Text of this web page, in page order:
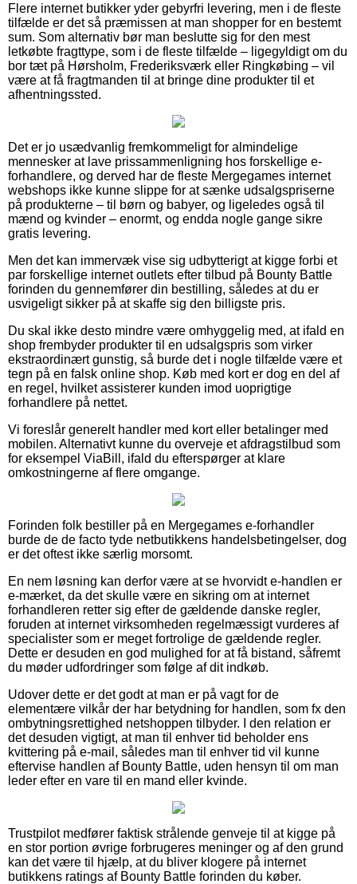
Flere internet butikker yder gebyrfri levering, men i de fleste
tilfælde er det så præmissen at man shopper for en bestemt
sum. Som alternativ bør man beslutte sig for den mest
letkøbte fragttype, som i de fleste tilfælde – ligegyldigt om du
bor tæt på Hørsholm, Frederiksværk eller Ringkøbing – vil
være at få fragtmanden til at bringe dine produkter til et
afhentningssted.
Det er jo usædvanlig fremkommeligt for almindelige
mennesker at lave prissammenligning hos forskellige e-
forhandlere, og derved har de fleste Mergegames internet
webshops ikke kunne slippe for at sænke udsalgspriserne
på produkterne – til børn og babyer, og ligeledes også til
mænd og kvinder – enormt, og endda nogle gange sikre
gratis levering.
Men det kan immervæk vise sig udbytterigt at kigge forbi et
par forskellige internet outlets efter tilbud på Bounty Battle
forinden du gennemfører din bestilling, således at du er
usvigeligt sikker på at skaffe sig den billigste pris.
Du skal ikke desto mindre være omhyggelig med, at ifald en
shop frembyder produkter til en udsalgspris som virker
ekstraordinært gunstig, så burde det i nogle tilfælde være et
tegn på en falsk online shop. Køb med kort er dog en del af
en regel, hvilket assisterer kunden imod uoprigtige
forhandlere på nettet.
Vi foreslår generelt handler med kort eller betalinger med
mobilen. Alternativt kunne du overveje et afdragstilbud som
for eksempel ViaBill, ifald du efterspørger at klare
omkostningerne af flere omgange.
Forinden folk bestiller på en Mergegames e-forhandler
burde de de facto tyde netbutikkens handelsbetingelser, dog
er det oftest ikke særlig morsomt.
En nem løsning kan derfor være at se hvorvidt e-handlen er
e-mærket, da det skulle være en sikring om at internet
forhandleren retter sig efter de gældende danske regler,
foruden at internet virksomheden regelmæssigt vurderes af
specialister som er meget fortrolige de gældende regler.
Dette er desuden en god mulighed for at få bistand, såfremt
du møder udfordringer som følge af dit indkøb.
Udover dette er det godt at man er på vagt for de
elementære vilkår der har betydning for handlen, som fx den
ombytningsrettighed netshoppen tilbyder. I den relation er
det desuden vigtigt, at man til enhver tid beholder ens
kvittering på e-mail, således man til enhver tid vil kunne
eftervise handlen af Bounty Battle, uden hensyn til om man
leder efter en vare til en mand eller kvinde.
Trustpilot medfører faktisk strålende genveje til at kigge på
en stor portion øvrige forbrugeres meninger og af den grund
kan det være til hjælp, at du bliver klogere på internet
butikkens ratings af Bounty Battle forinden du køber.